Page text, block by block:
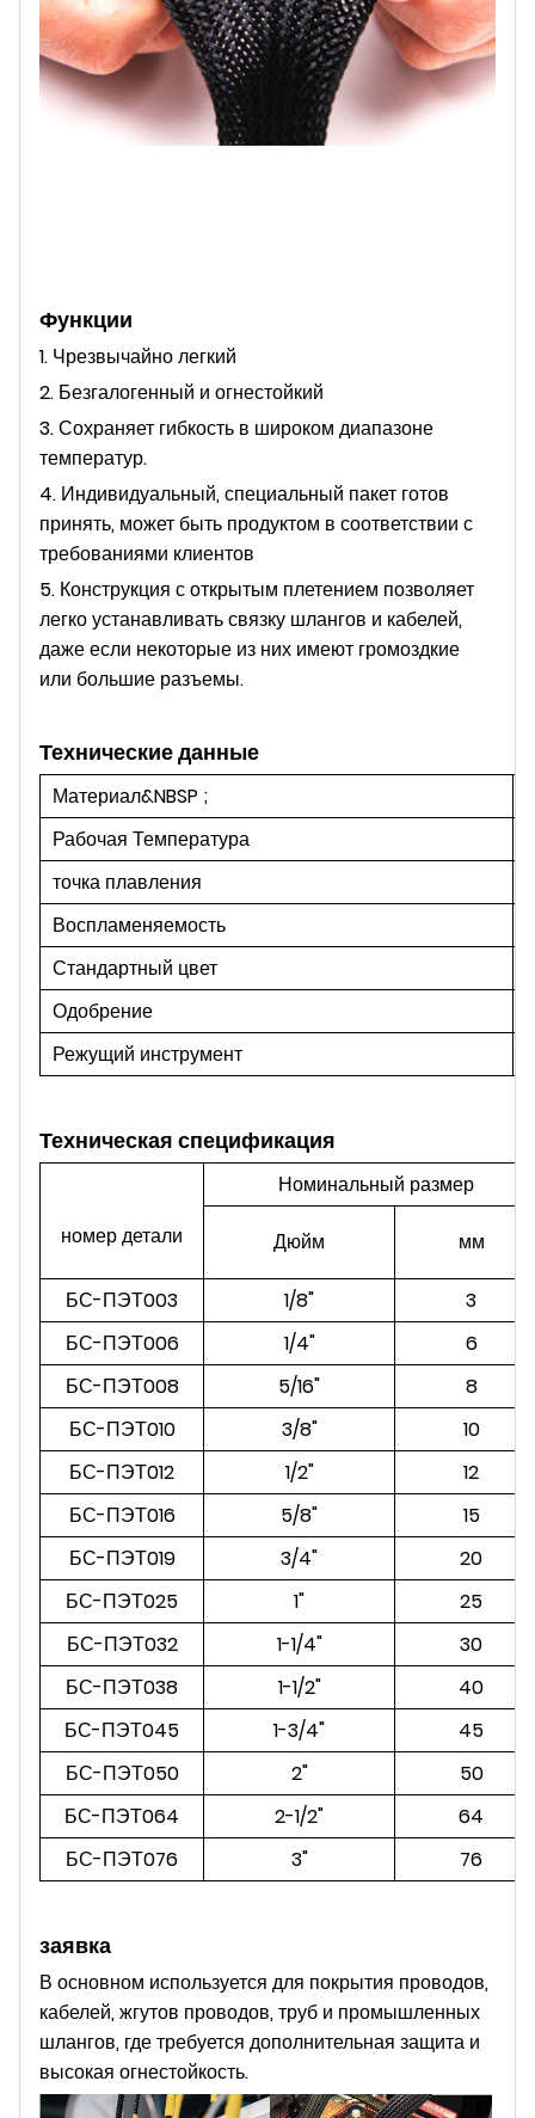
Функции
1. Чрезвычайно легкий
2. Безгалогенный и огнестойкий
3. Сохраняет гибкость в широком диапазоне
температур.
4. Индивидуальный, специальный пакет готов
принять, может быть продуктом в соответствии с
требованиями клиентов
5. Конструкция с открытым плетением позволяет
легко устанавливать связку шлангов и кабелей,
даже если некоторые из них имеют громоздкие
или большие разъемы.
Технические данные
Материал&NBSP ;
Рабочая Температура
точка плавления
Воспламеняемость
Стандартный цвет
Одобрение
Режущий инструмент
Техническая спецификация
номер детали
Номинальный размер
Дюйм мм
БС-ПЭТ003 1/8"
3
БС-ПЭТ006
1/4"
6
БС-ПЭТ008
5/16"
8
БС-ПЭТ010
3/8"
10
БС-ПЭТ012
1/2"
12
БС-ПЭТ016
5/8"
15
БС-ПЭТ019
3/4"
20
БС-ПЭТ025
1"
25
БС-ПЭТ032
1-1/4"
30
БС-ПЭТ038
1-1/2"
40
БС-ПЭТ045
1-3/4"
45
БС-ПЭТ050
2"
50
БС-ПЭТ064
2-1/2"
64
БС-ПЭТ076
3" 76
заявка
В основном используется для покрытия проводов,
кабелей, жгутов проводов, труб и промышленных
шлангов, где требуется дополнительная защита и
высокая огнестойкость.